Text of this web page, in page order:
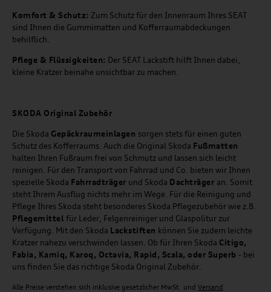
Komfort & Schutz: Zum Schutz für den Innenraum Ihres SEAT
sind Ihnen die Gummimatten und Kofferraumabdeckungen
behilflich.
Pflege & Flüssigkeiten: Der SEAT Lackstift hilft Ihnen dabei,
kleine Kratzer beinahe unsichtbar zu machen.
SKODA Original Zubehör
Die Skoda Gepäckraumeinlagen sorgen stets für einen guten
Schutz des Kofferraums. Auch die Original Skoda Fußmatten
halten Ihren Fußraum frei von Schmutz und lassen sich leicht
reinigen. Für den Transport von Fahrrad und Co. bieten wir Ihnen
spezielle Skoda Fahrradträger und Skoda Dachträger an. Somit
steht Ihrem Ausflug nichts mehr im Wege. Für die Reinigung und
Pflege Ihres Skoda steht besonderes Skoda Pflegezubehör wie z.B.
Pflegemittel für Leder, Felgenreiniger und Glaspolitur zur
Verfügung. Mit den Skoda Lackstiften können Sie zudem leichte
Kratzer nahezu verschwinden lassen. Ob für Ihren Skoda Citigo,
Fabia, Kamiq, Karoq, Octavia, Rapid, Scala, oder Superb - bei
uns finden Sie das richtige Skoda Original Zubehör.
Alle Preise verstehen sich inklusive gesetzlicher MwSt. und Versand